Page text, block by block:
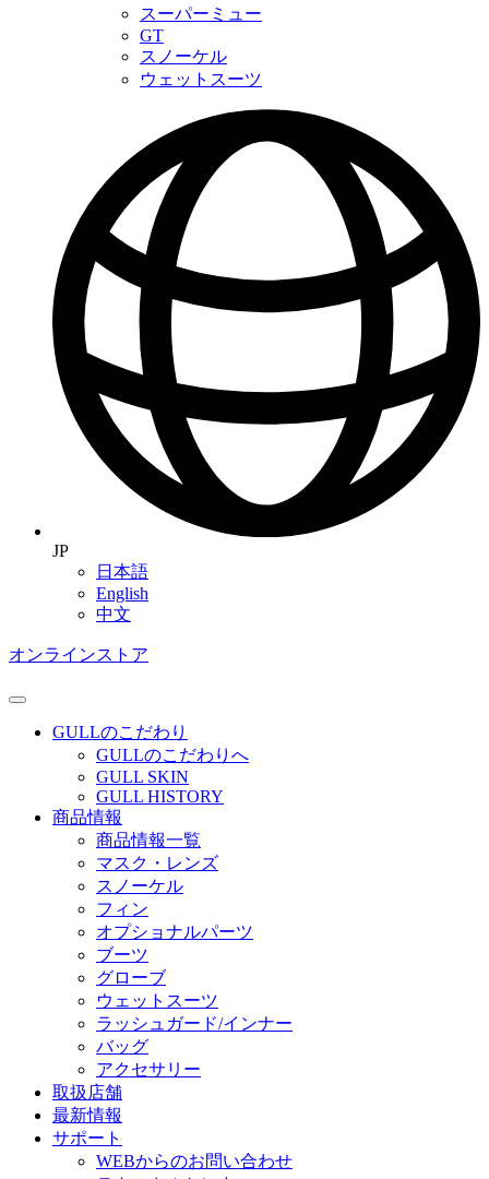
スーパーミュー
GT
スノーケル
ウェットスーツ
JP
日本語
English
中文
オンラインストア
GULLのこだわり
GULLのこだわりへ
GULL SKIN
GULL HISTORY
商品情報
商品情報一覧
マスク・レンズ
スノーケル
フィン
オプショナルパーツ
ブーツ
グローブ
ウェットスーツ
ラッシュガード/インナー
バッグ
アクセサリー
取扱店舗
最新情報
サポート
WEBからのお問い合わせ